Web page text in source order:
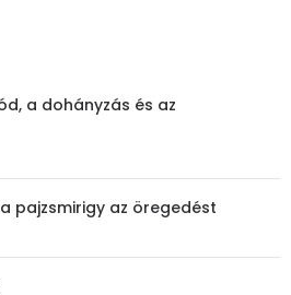
a dohányzás és az
pajzsmirigy az öregedést